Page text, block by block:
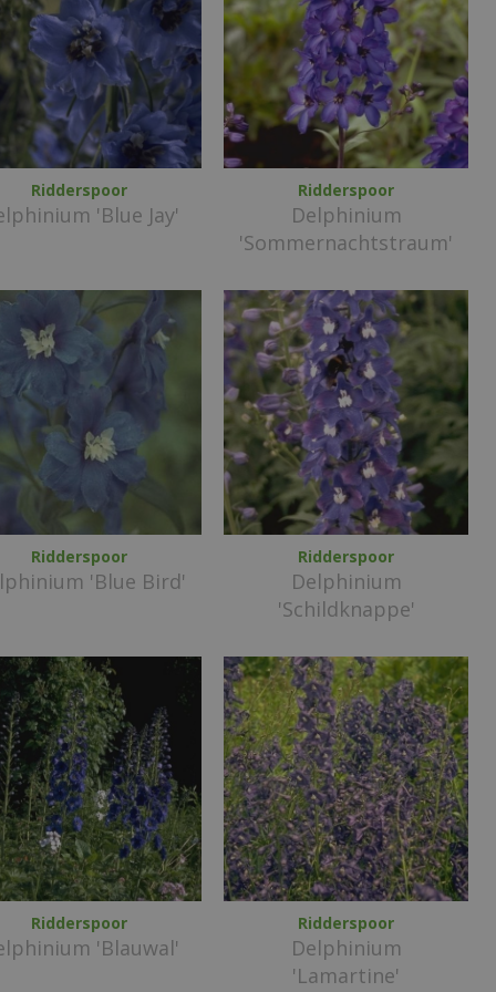
Ridderspoor
'Blue Jay'
Ridderspoor
Delphinium
'Sommernachtstraum'
Ridderspoor
'Blue Bird'
Ridderspoor
Delphinium
'Schildknappe'
Ridderspoor
'Blauwal'
Ridderspoor
Delphinium
'Lamartine'